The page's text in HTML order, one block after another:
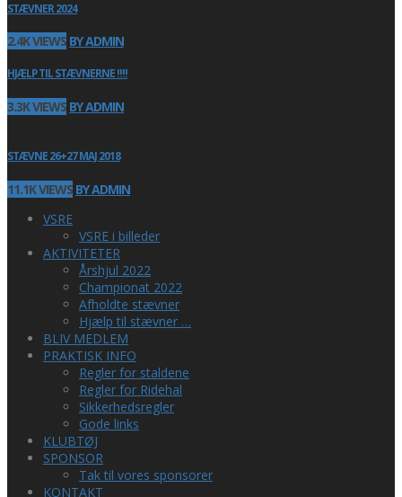
STÆVNER 2024
2.4K VIEWS BY ADMIN
HJÆLP TIL STÆVNERNE !!!!
3.3K VIEWS BY ADMIN
STÆVNE 26+27 MAJ 2018
11.1K VIEWS BY ADMIN
VSRE
VSRE i billeder
AKTIVITETER
Årshjul 2022
Championat 2022
Afholdte stævner
Hjælp til stævner …
BLIV MEDLEM
PRAKTISK INFO
Regler for staldene
Regler for Ridehal
Sikkerhedsregler
Gode links
KLUBTØJ
SPONSOR
Tak til vores sponsorer
KONTAKT